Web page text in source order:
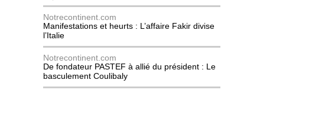
Notrecontinent.com
Manifestations et heurts : L’affaire Fakir divise
l’Italie
Notrecontinent.com
De fondateur PASTEF à allié du président : Le
basculement Coulibaly